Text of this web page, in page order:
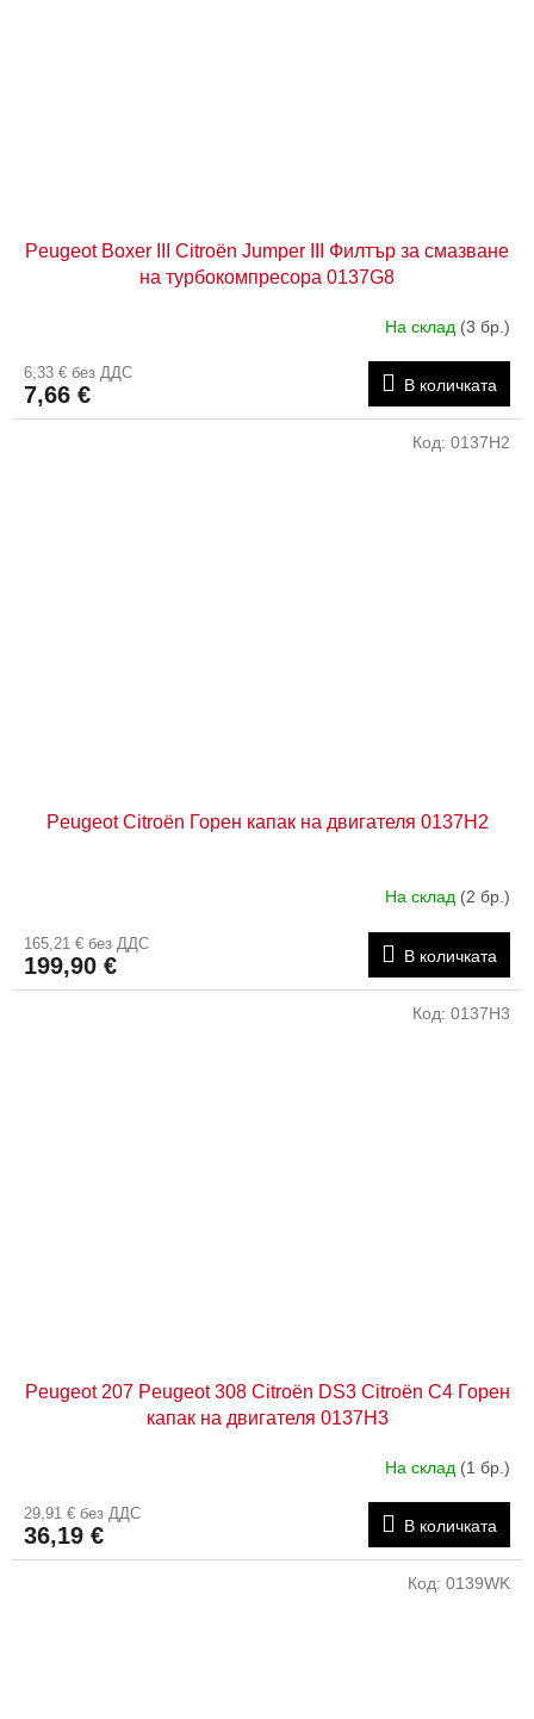
Peugeot Boxer III Citroën Jumper III Филтър за смазване
на турбокомпресора 0137G8
На склад (3 бр.)
6,33 € без ДДС
7,66 € В количката
Peugeot Citroën Горен капак на двигателя 0137H2
На склад (2 бр.)
165,21 € без ДДС
199,90 € В количката
Код: 0137H2
Peugeot 207 Peugeot 308 Citroën DS3 Citroën C4 Горен
капак на двигателя 0137H3
На склад (1 бр.)
29,91 € без ДДС
36,19 € В количката
Код: 0137H3
Код: 0139WK